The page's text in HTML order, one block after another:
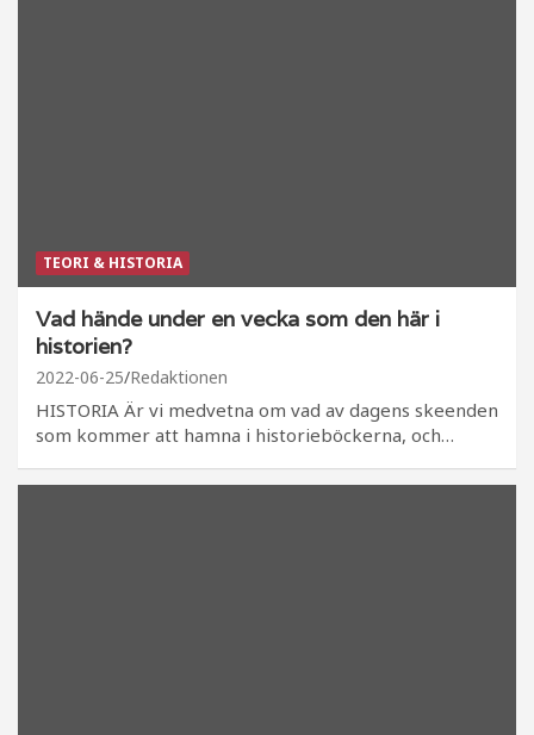
TEORI & HISTORIA
Vad hände under en vecka som den här i
historien?
2022-06-25 Redaktionen
HISTORIA Är vi medvetna om vad av dagens skeenden
som kommer att hamna i historieböckerna, och…